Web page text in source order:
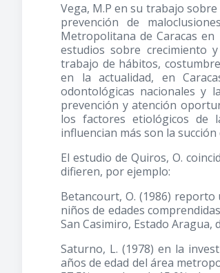
Vega, M.P en su trabajo
prevención de
Metropolitana de Caracas en
estudios sobre crecimiento
trabajo de hábitos,
en la actualidad, en
odontológicas nacionales y
prevención y atención
los factores etiológicos de
influencian más son la
El estudio de Quiros, O.
difieren, por ejemplo:
Betancourt, O. (1986) reporto
niños de edades
San Casimiro, Estado Aragua,
Saturno, L. (1978) en la
años de edad del área